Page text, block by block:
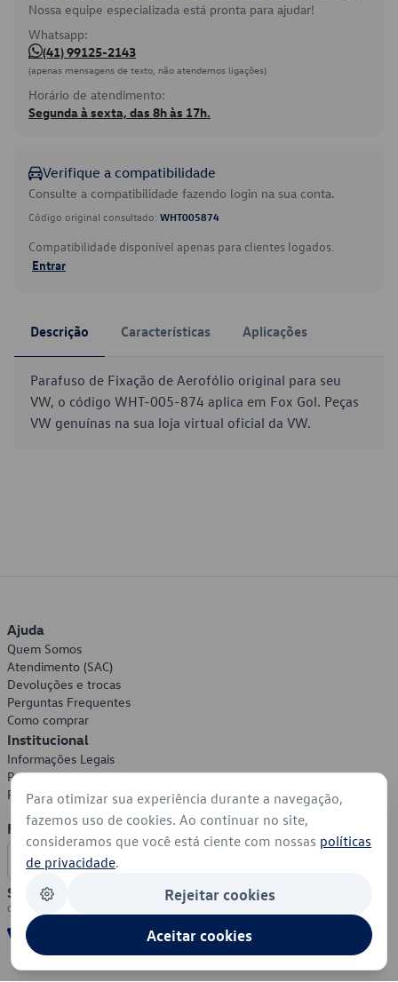
Nossa equipe especializada está pronta para ajudar!
Whatsapp:
(41) 99125-2143
(apenas mensagens de texto, não atendemos ligações)
Horário de atendimento:
Segunda à sexta, das 8h às 17h.
Verifique a compatibilidade
Consulte a compatibilidade fazendo login na sua conta.
Código original consultado: WHT005874
Compatibilidade disponível apenas para clientes logados.
Entrar
Descrição Características Aplicações
Parafuso de Fixação de Aerofólio original para seu
VW, o código WHT-005-874 aplica em Fox Gol. Peças
VW genuínas na sua loja virtual oficial da VW.
Ajuda
Quem Somos
Atendimento (SAC)
Devoluções e trocas
Perguntas Frequentes
Como comprar
Institucional
Informações Legais
Política de Privacidade
Política de Cookies
Formas de Pagamento
Segurança
Para otimizar sua experiência durante a navegação,
fazemos uso de cookies. Ao continuar no site,
consideramos que você está ciente com nossas políticas
de privacidade.
Rejeitar cookies
Aceitar cookies